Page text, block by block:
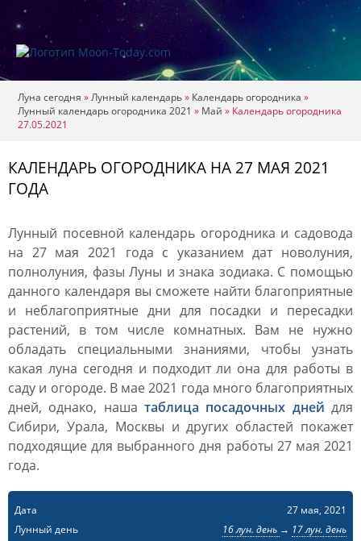
Луна сегодня »Лунный календарь» Календарь огородника »
Лунный календарь огородника 2021 » Май » Календарь огородника
27.05.2021
КАЛЕНДАРЬ ОГОРОДНИКА НА 27 МАЯ 2021
ГОДА
Лунный посевной календарь огородника и садовода
на 27 мая 2021 года с указанием дат новолуния,
полнолуния, фазы Луны и знака зодиака. С помощью
данного календаря вы сможете найти благоприятные
и неблагоприятные дни для посадки и пересадки
растений, в том числе комнатных. Вам не нужно
обладать специальными знаниями, чтобы узнать
какая луна сегодня и подходит ли она для работы в
саду и огороде. В мае 2021 года много благоприятных
дней, однако, наша таблица посадочных дней для
Сибири, Урала, Москвы и других областей покажет
подходящие для выбранного дня работы 27 мая 2021
года.
Дата
27 мая, 2021
Лунный день
16 лун. день → 17 лун. день